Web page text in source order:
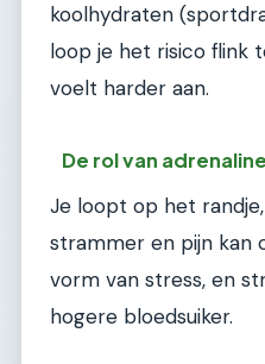
koolhydraten
loop je het risico flink
voelt harder aan.
De rol van
Je loopt op het
strammer en pijn kan
vorm van stress, en
hogere bloedsuiker.